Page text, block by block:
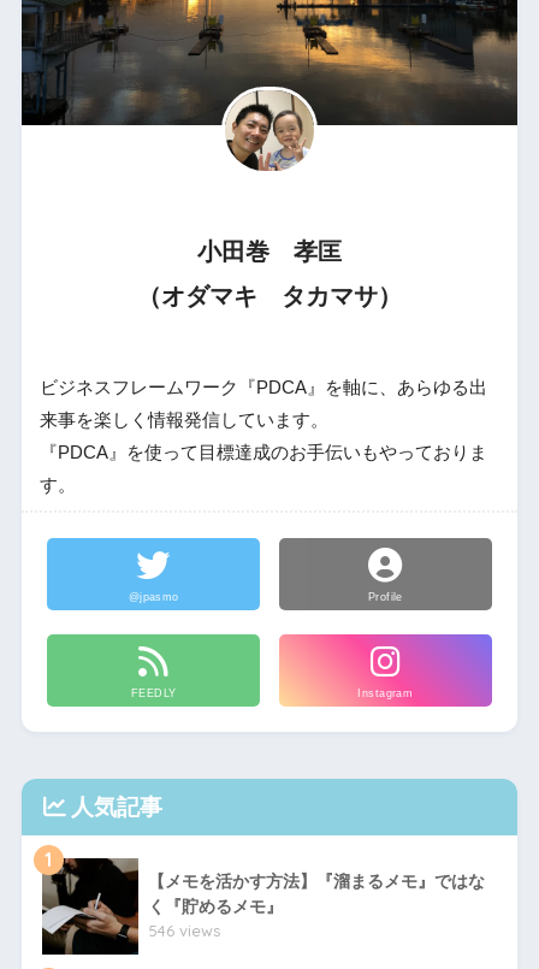
小田巻 孝匡
（オダマキ タカマサ）
ビジネスフレームワーク『PDCA』を軸に、あらゆる出
来事を楽しく情報発信しています。
『PDCA』を使って目標達成のお手伝いもやっておりま
す。
@jpasmo Profile
FEEDLY Instagram
人気記事
1
【メモを活かす方法】『溜まるメモ』ではな
く『貯めるメモ』
546 views